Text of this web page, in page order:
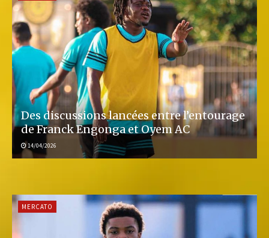
Des discussions lancées entre l’entourage
de Franck Engonga et Oyem AC
14/04/2026
MERCATO